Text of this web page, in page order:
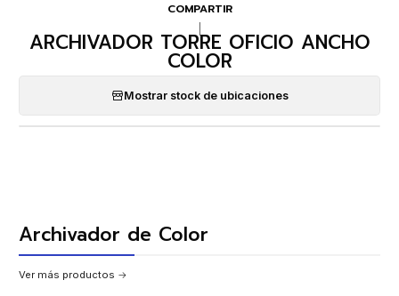
COMPARTIR
ARCHIVADOR TORRE OFICIO ANCHO
COLOR
Mostrar stock de ubicaciones
Archivador de Color
Ver más productos